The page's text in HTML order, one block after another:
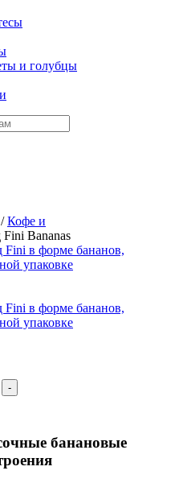
и голубцы
/Кофе и
Bananas
банановые